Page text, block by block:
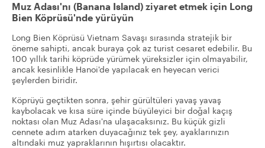
Muz Adası'nı (Banana Island) ziyaret etmek için Long
Bien Köprüsü'nde yürüyün
Long Bien Köprüsü Vietnam Savaşı sırasında stratejik bir
öneme sahipti, ancak buraya çok az turist cesaret edebilir. Bu
100 yıllık tarihi köprüde yürümek yüreksizler için olmayabilir,
ancak kesinlikle Hanoi'de yapılacak en heyecan verici
şeylerden biridir.
Köprüyü geçtikten sonra, şehir gürültüleri yavaş yavaş
kaybolacak ve kısa süre içinde büyüleyici bir doğal kaçış
noktası olan Muz Adası'na ulaşacaksınız. Bu küçük gizli
cennete adım atarken duyacağınız tek şey, ayaklarınızın
altındaki muz yapraklarının hışırtısı olacaktır.